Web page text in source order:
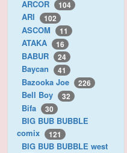
ARCOR 104
ARI 102
ASCOM 11
ATAKA 16
BABUR 24
Baycan 41
Bazooka Joe 226
Bell Boy 32
Bifa 30
BIG BUB BUBBLE
comix
121
BIG BUB BUBBLE west